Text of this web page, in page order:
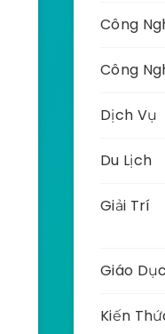
Công
Công
Dịch Vụ
Du Lịch
Giải Trí
Giáo Dục
Kiến